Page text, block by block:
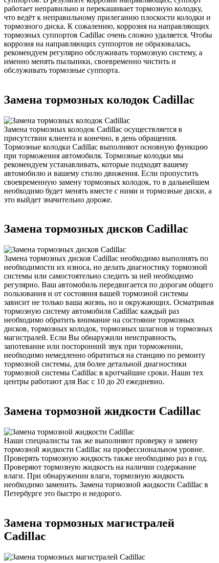
работает неправильно и перекашивает тормозную колодку,
что ведёт к неправильному прилеганию плоскости колодки и
тормозного диска. К сожалению, коррозия на направляющих
тормозных суппортов Cadillac очень сложно удаляется. Чтобы
коррозия на направляющих суппортов не образовалась,
рекомендуем регулярно обслуживать тормозную систему, а
именно менять пыльники, своевременно чистить и
обслуживать тормозные суппорта.
Замена тормозных колодок Cadillac
Замена тормозных колодок Cadillac осуществляется в
присутствии клиента и конечно, в день обращения.
Тормозные колодки Cadillac выполняют основную функцию
при торможения автомобиля. Тормозные колодки мы
рекомендуем устанавливать, которые подходят вашему
автомобилю и вашему стилю движения. Если пропустить
своевременную замену тормозных колодок, то в дальнейшем
необходимо будет менять вместе с ними и тормозные диски, а
это выйдет значительно дороже.
Замена тормозных дисков Cadillac
Замена тормозных дисков Cadillac необходимо выполнять по
необходимости их износа, но делать диагностику тормозной
системы или самостоятельно следить за ней необходимо
регулярно. Ваш автомобиль передвигается по дорогам общего
пользования и от состояния вашей тормозной системы
зависит не только ваша жизнь, но и окружающих. Осматривая
тормозную систему автомобиля Cadillac каждый раз
необходимо обратить внимание на состояние тормозных
дисков, тормозных колодок, тормозных шлагнов и тормозных
магистралей. Если Вы обнаружили неисправность,
запотевание или посторонний звук при торможении,
необходимо немедленно обратиться на станцию по ремонту
тормозной системы, для более детальной диагностики
тормозной системы Cadillac в кротчайшие сроки. Наши тех
центры работают для Вас с 10 до 20 ежедневно.
Замена тормозной жидкости Cadillac
Наши специалисты так же выполняют проверку и замену
тормозной жидкости Cadillac на профессиональном уровне.
Проверять тормозную жидкость также необходимо раз в год.
Проверяют тормозную жидкость на наличии содержание
влаги. При обнаружении влаги, тормозную жидкость
необходимо заменить. Замена тормозной жидкости Cadillac в
Петербурге это быстро и недорого.
Замена тормозных магистралей
Cadillac